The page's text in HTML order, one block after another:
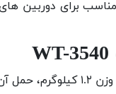
: با وزن ۱.۲